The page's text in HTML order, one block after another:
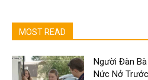
MOST READ
Người Đàn
Nức Nở